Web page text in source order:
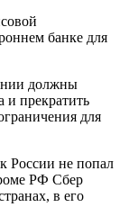
банке для
должны
и прекратить
для
России не попал
РФ Сбер
в его